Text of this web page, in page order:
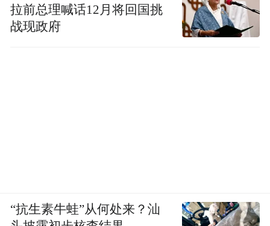
拉前总理喊话12月将回国挑
战现政府
“抗生素牛蛙”从何处来？汕